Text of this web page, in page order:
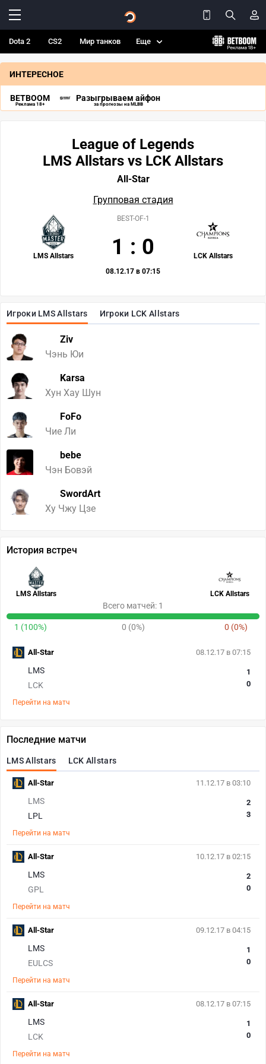
Dota 2 CS2 Мир танков Еще
ИНТЕРЕСНОЕ
BETBOOM
Реклама 18+
Разыгрываем айфон
за прогнозы на MLBB
Игроки LMS Allstars Игроки LCK Allstars
Ziv
Чэнь Юи
Karsa
Хун Хау Шун
FoFo
Чие Ли
bebe
Чэн Бовэй
SwordArt
Ху Чжу Цзе
League of Legends
LMS Allstars vs LCK Allstars
All-Star
Групповая стадия
LMS Allstars LCK Allstars
BEST-OF-1
1 : 0
08.12.17 в 07:15
История встреч
LMS Allstars LCK Allstars
Всего матчей: 1
1 (100%) 0 (0%) 0 (0%)
08.12.17 в 07:15
LMS
LCK
1
0
Перейти на матч
All-Star
Последние матчи
LMS Allstars LCK Allstars
11.12.17 в 03:10
LMS
LPL
2
3
Перейти на матч
All-Star
10.12.17 в 02:15
LMS
GPL
2
0
Перейти на матч
All-Star
09.12.17 в 04:15
LMS
EULCS
1
0
Перейти на матч
All-Star
08.12.17 в 07:15
LMS
LCK
1
0
Перейти на матч
All-Star